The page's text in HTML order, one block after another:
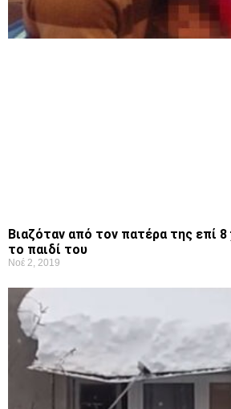
Βιαζόταν από τον πατέρα της επί 8
το παιδί του
Νοέ 2, 2019